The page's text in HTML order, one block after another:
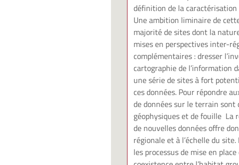
définition de la
Une ambition liminaire de
majorité de sites dont la
mises en perspectives inter-
complémentaires : dresser
cartographie de l’information
une série de sites à fort
ces données. Pour répondre
de données sur le terrain sont
géophysiques et de fouille La
de nouvelles données offre
régionale et à l’échelle du
les processus de mise en